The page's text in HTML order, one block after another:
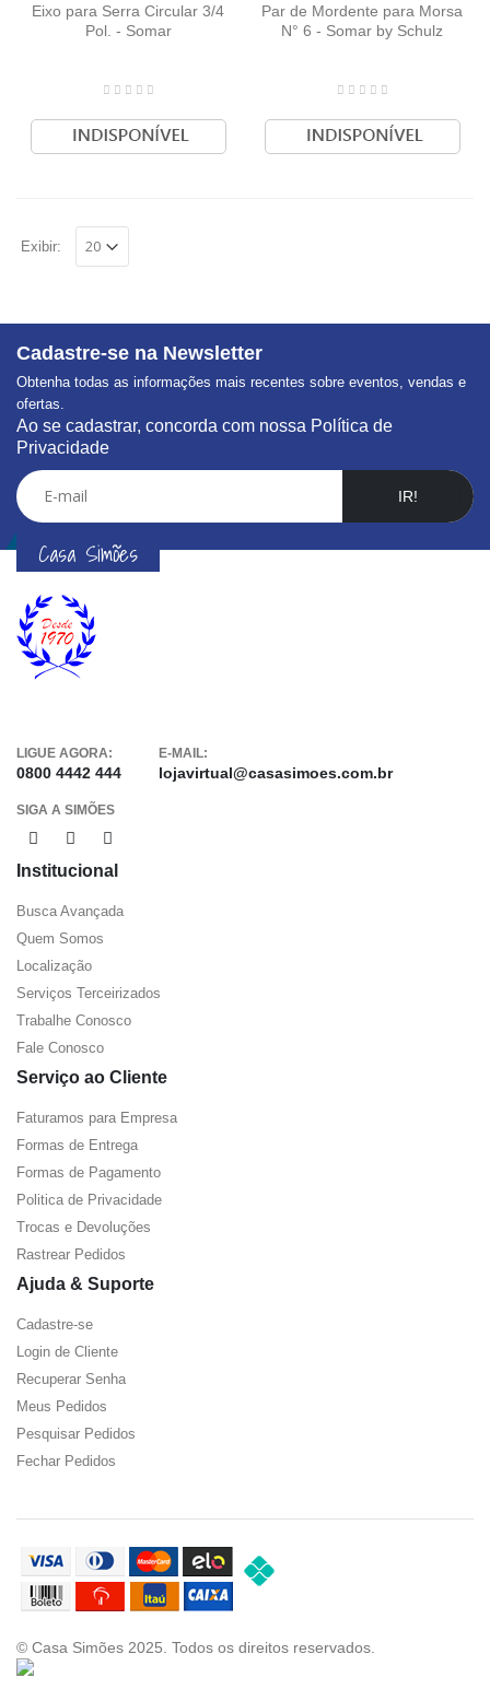
Eixo para Serra Circular 3/4
Pol. - Somar
Par de Mordente para Morsa
N° 6 - Somar by Schulz
Exibir:
Cadastre-se na Newsletter
Obtenha todas as informações mais recentes sobre eventos, vendas e
ofertas.
Ao se cadastrar, concorda com nossa Política de
Privacidade
IR!
Casa Simões
LIGUE AGORA:
0800 4442 444
E-MAIL:
lojavirtual@casasimoes.com.br
SIGA A SIMÕES
Institucional
Busca Avançada
Quem Somos
Localização
Serviços Terceirizados
Trabalhe Conosco
Fale Conosco
Serviço ao Cliente
Faturamos para Empresa
Formas de Entrega
Formas de Pagamento
Politica de Privacidade
Trocas e Devoluções
Rastrear Pedidos
Ajuda & Suporte
Cadastre-se
Login de Cliente
Recuperar Senha
Meus Pedidos
Pesquisar Pedidos
Fechar Pedidos
© Casa Simões 2025. Todos os direitos reservados.